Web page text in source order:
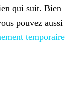
qui suit. Bien
pouvez aussi
temporaire